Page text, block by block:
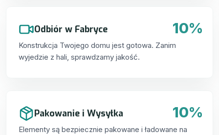
10%
Odbiór w Fabryce
Konstrukcja Twojego domu jest gotowa. Zanim
wyjedzie z hali, sprawdzamy jakość.
10%
Pakowanie i Wysyłka
Elementy są bezpiecznie pakowane i ładowane na